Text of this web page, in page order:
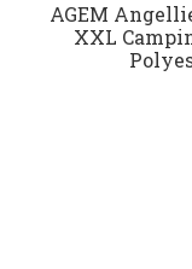
AGEM
XXL